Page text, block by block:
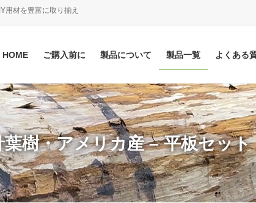
用材を豊富に取り揃え
HOME ご購入前に 製品について 製品一覧 よくある
葉樹・アメリカ産 – 平板セット